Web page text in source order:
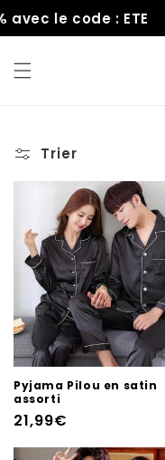
passer
au
code : ETE
Trier
Pyjama Pilou en satin
assorti
Prix
habituel
21,99€